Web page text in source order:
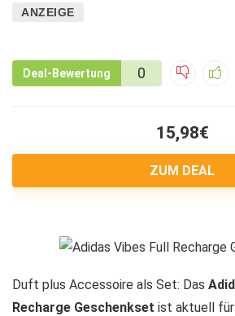
ANZEIGE
Deal-Bewertung 0
15,98€
ZUM DEAL
Duft plus Accessoire als Set: Das
Recharge Geschenkset ist aktuell für